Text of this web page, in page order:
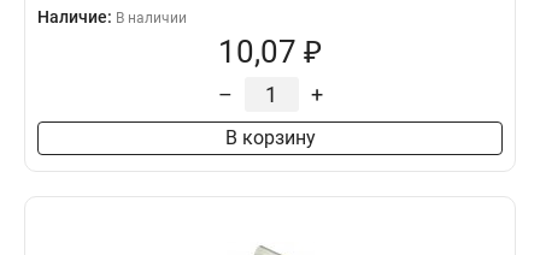
Наличие: В наличии
10,07 ₽
– +
В корзину